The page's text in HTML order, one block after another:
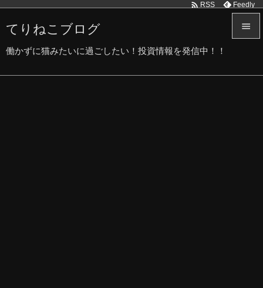
てりねこブログ
働かずに猫みたいに過ごしたい！投資情報を発信中！！

 RSS Feedly